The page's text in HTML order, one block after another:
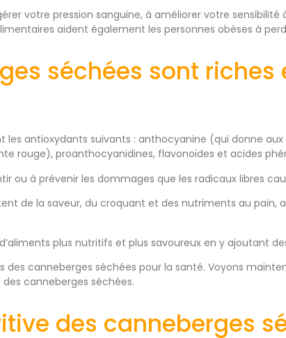
votre pression sanguine, à améliorer votre sensibilité
aident également les personnes obèses à
séchées sont riches
les antioxydants suivants : anthocyanine (qui donne
rouge), proanthocyanidines, flavonoïdes et acides
ou à prévenir les dommages que les radicaux libres
de la saveur, du croquant et des nutriments au pain,
plus nutritifs et plus savoureux en y ajoutant
des canneberges séchées pour la santé. Voyons
canneberges séchées.
des canneberges